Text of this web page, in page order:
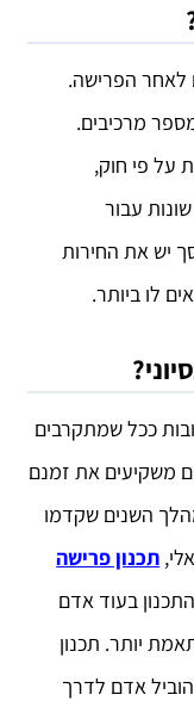
לאחר הפרישה.
מרכיבים.
על פי חוק,
עבור
יש את החירות
לו ביותר.
ככל שמתקרבים
משקיעים את זמנם
השנים שקדמו
תכנון פרישה
בעוד אדם
יותר. תכנון
אדם לדרך